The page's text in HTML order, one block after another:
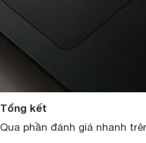
Tổng kết
Qua phần đánh giá nhanh